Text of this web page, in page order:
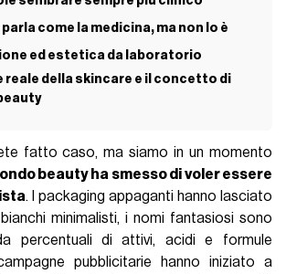
come la medicina, ma non lo è
ed estetica da laboratorio
reale della skincare e il concetto di
fatto caso, ma siamo in un momento
beauty ha smesso di voler essere
. I packaging appaganti hanno lasciato
minimalisti, i nomi fantasiosi sono
percentuali di attivi, acidi e formule
pubblicitarie hanno iniziato a